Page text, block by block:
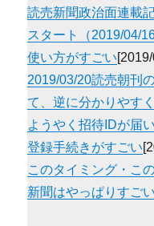
読売新聞政治面連載
スタート（2019/04/
使い方がすごい
2019/03/20読売朝刊
て、逆に分かりやす
ようやく招待IDが届
登録手続きがすごい
このタイミング・こ
新聞はやっぱりすごい